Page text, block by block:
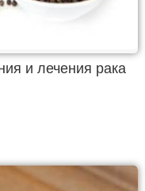
и лечения рака